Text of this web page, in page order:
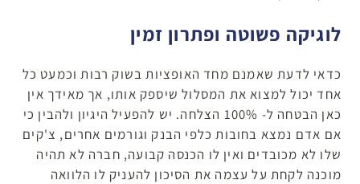
לוגיקה פשוטה ופתרון זמין
כדאי לדעת שאמנם מחד האופציות בשוק רבות וכמעט כל
אחד יכול למצוא את המסלול שיספק אותו, אך מאידך אין
כאן הבטחה ל- 100% הצלחה. יש להפעיל היגיון ולהבין כי
אם אדם נמצא בחובות כלפי הבנק וגורמים אחרים, צ'קים
שלו לא מכובדים ואין לו הכנסה קבועה, חברה לא תהיה
מוכנה לקחת על עצמה את הסיכון להעניק לו הלוואה